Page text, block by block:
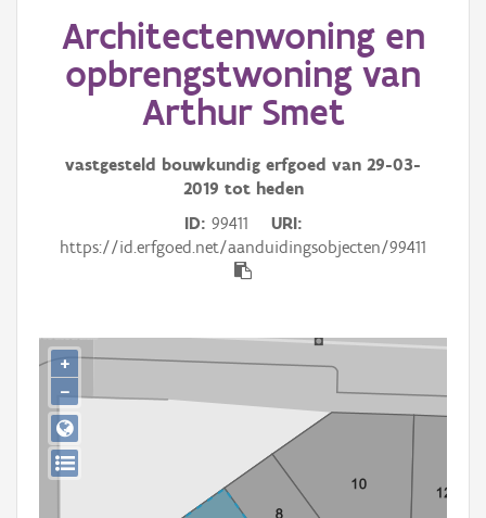
Erfgoedobject
Aanduidingsobject
Hergebruik
Aanmelden
Architectenwoning en
opbrengstwoning van
Arthur Smet
vastgesteld bouwkundig erfgoed van 29-03-
2019 tot heden
ID 99411
URI
https://id.erfgoed.net/aanduidingsobjecten/99411
+
−